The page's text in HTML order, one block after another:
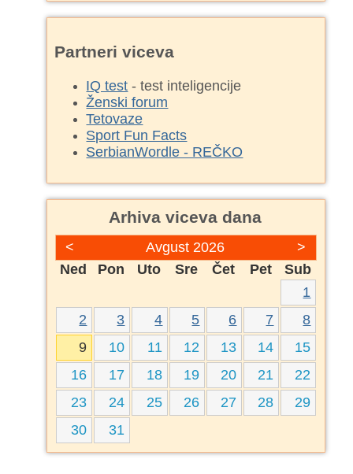
Partneri viceva
IQ test - test inteligencije
Ženski forum
Tetovaze
Sport Fun Facts
SerbianWordle - REČKO
Arhiva viceva dana
< >
Avgust 2026
Ned
Pon Uto Sre Čet Pet
Sub
1
2
3 4 5 6 7
8
9
10 11 12 13 14
15
16
17 18 19 20 21
22
23
24 25 26 27 28
29
30
31